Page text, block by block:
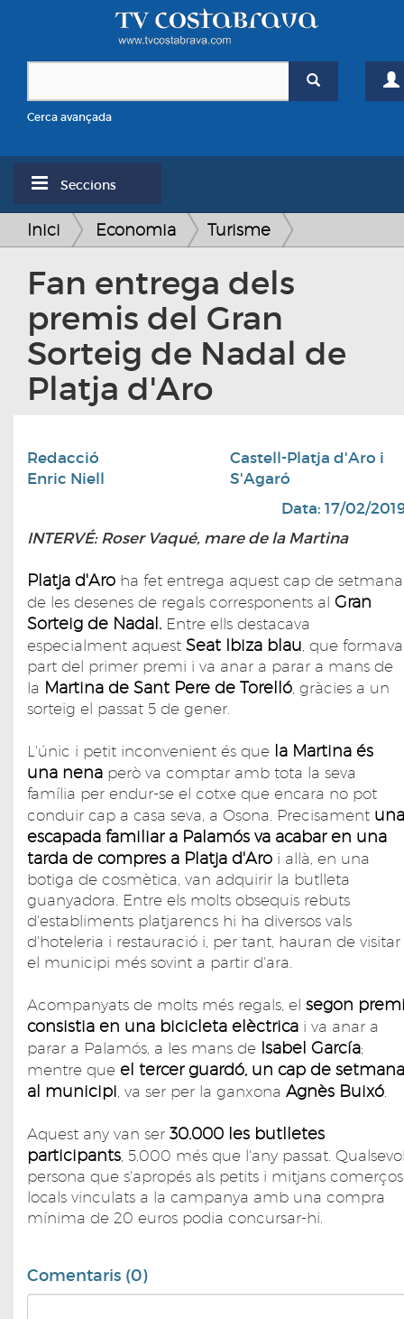
Cerca avançada
Seccions
Inici Economia Turisme
Fan entrega dels
premis del Gran
Sorteig de Nadal de
Platja d'Aro
Redacció
Enric Niell
Castell-Platja d'Aro i
S'Agaró
Data: 17/02/
INTERVÉ: Roser Vaqué, mare de la Martina
Platja d'Aro ha fet entrega aquest cap de setmana
de les desenes de regals corresponents al Gran
Sorteig de Nadal. Entre ells destacava
especialment aquest Seat Ibiza blau, que formava
part del primer premi i va anar a parar a mans de
la Martina de Sant Pere de Torelló, gràcies a un
sorteig el passat 5 de gener.
L'únic i petit inconvenient és que la Martina és
una nena però va comptar amb tota la seva
família per endur-se el cotxe que encara no pot
conduir cap a casa seva, a Osona. Precisament una
escapada familiar a Palamós va acabar en una
tarda de compres a Platja d'Aro i allà, en una
botiga de cosmètica, van adquirir la butlleta
guanyadora. Entre els molts obsequis rebuts
d'establiments platjarencs hi ha diversos vals
d'hoteleria i restauració i, per tant, hauran de visitar
el municipi més sovint a partir d'ara.
Acompanyats de molts més regals, el segon
consistia en una bicicleta elèctrica i va anar a
parar a Palamós, a les mans de Isabel García;
mentre que el tercer guardó, un cap de setmana
al municipi, va ser per la ganxona Agnès Buixó.
Aquest any van ser 30.000 les butlletes
participants, 5.000 més que l'any passat.
persona que s'apropés als petits i mitjans comerços
locals vinculats a la campanya amb una compra
mínima de 20 euros podia concursar-hi.
Comentaris (0)